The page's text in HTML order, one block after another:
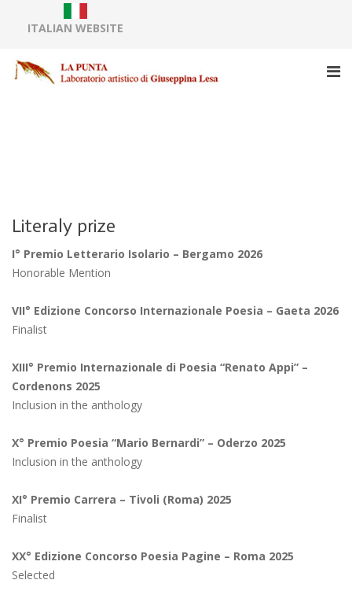
ITALIAN WEBSITE
Literaly prize
I° Premio Letterario Isolario – Bergamo 2026
Honorable Mention
VII° Edizione Concorso Internazionale Poesia – Gaeta 2026
Finalist
XIII° Premio Internazionale di Poesia “Renato Appi” –
Cordenons 2025
Inclusion in the anthology
X° Premio Poesia “Mario Bernardi” – Oderzo 2025
Inclusion in the anthology
XI° Premio Carrera – Tivoli (Roma) 2025
Finalist
XX° Edizione Concorso Poesia Pagine – Roma 2025
Selected